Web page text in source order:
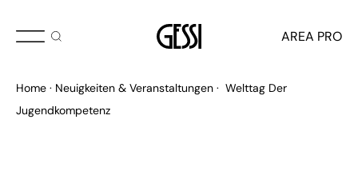
AREA PRO
Home Neuigkeiten & Veranstaltungen
Welttag Der
Jugendkompetenz
JULI 2024
Jugendkompetenz